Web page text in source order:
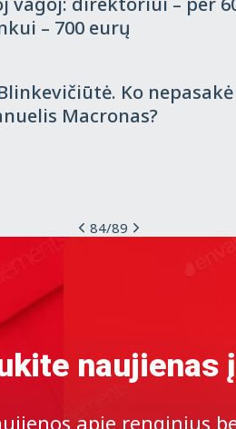
– 700 eurų
Ko nepasakė
Macronas?
84/89
naujienas
apie renginius